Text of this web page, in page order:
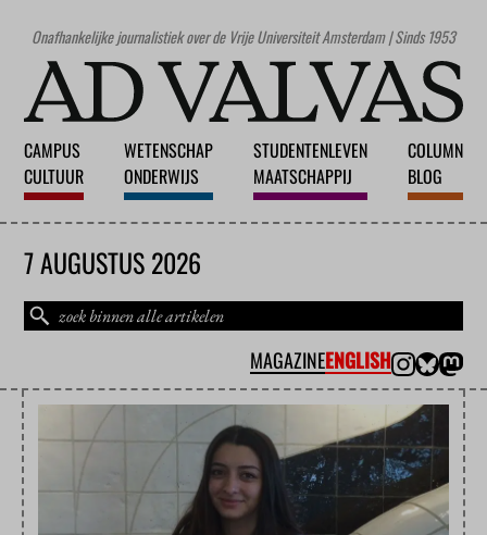
Onafhankelijke journalistiek over de Vrije Universiteit Amsterdam | Sinds 1953
CAMPUS
CULTUUR
WETENSCHAP
ONDERWIJS
STUDENTENLEVEN
MAATSCHAPPIJ
COLUMN
BLOG
7 AUGUSTUS 2026
MAGAZINEENGLISH